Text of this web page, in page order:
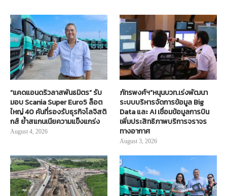
“แคดแอนดริวลาสพันธมิตร” รับ
มอบ Scania Super Euro5 ล็อต
ใหญ่ 40 คันที่รองรับธุรกิจโลจิสติ
กส์ ย้ำสแกนเนียความแข็งแกร่ง
August 4, 2026
ภัทรพงศ์ฯ”หนุนบวท.เร่งพัฒนา
ระบบบริหารจัดการข้อมูล Big
Data และ AI เชื่อมข้อมูลการบิน
เพิ่มประสิทธิภาพบริการจราจร
ทางอากาศ
August 3, 2026